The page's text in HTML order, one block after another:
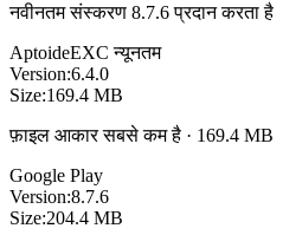
नवीनतम संस्करण 8.7.6 प्रदान करता है
AptoideEXC न्यूनतम
Version:6.4.0
Size:169.4 MB
फ़ाइल आकार सबसे कम है · 169.4 MB
Google Play
Version:8.7.6
Size:204.4 MB